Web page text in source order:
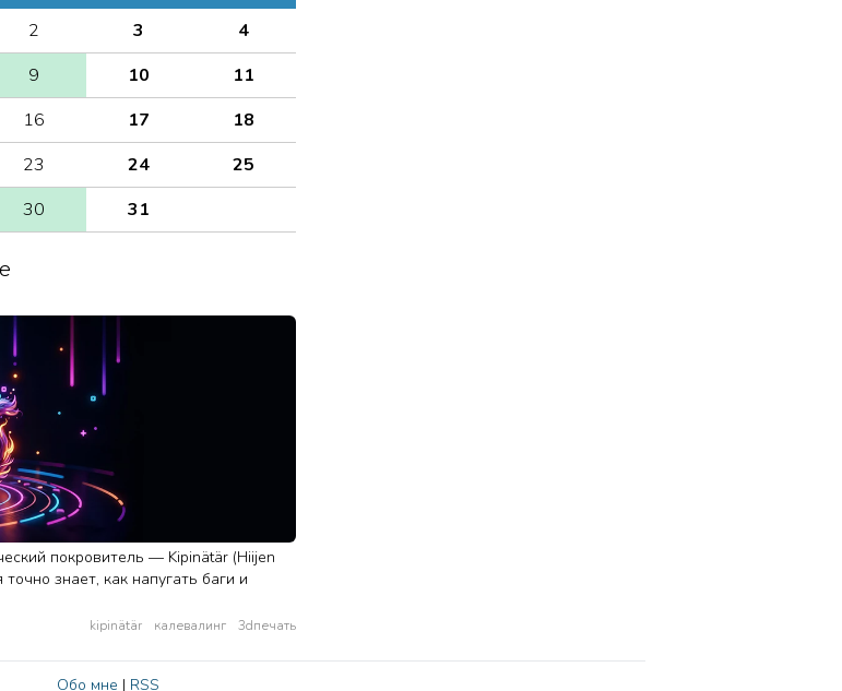
2 3
4
9 10
11
16 17
18
23 24
25
30 31
покровитель — Kipinätär (Hiijen
знает, как напугать баги и
kipinätär калевалинг 3dпечать
Обо мне | RSS